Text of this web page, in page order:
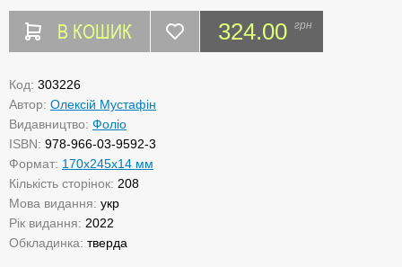
В КОШИК 324.00 грн
Код: 303226
Автор: Олексій Мустафін
Видавництво: Фоліо
ISBN: 978-966-03-9592-3
Формат: 170x245x14 мм
Кількість сторінок: 208
Мова видання: укр
Рік видання: 2022
Обкладинка: тверда